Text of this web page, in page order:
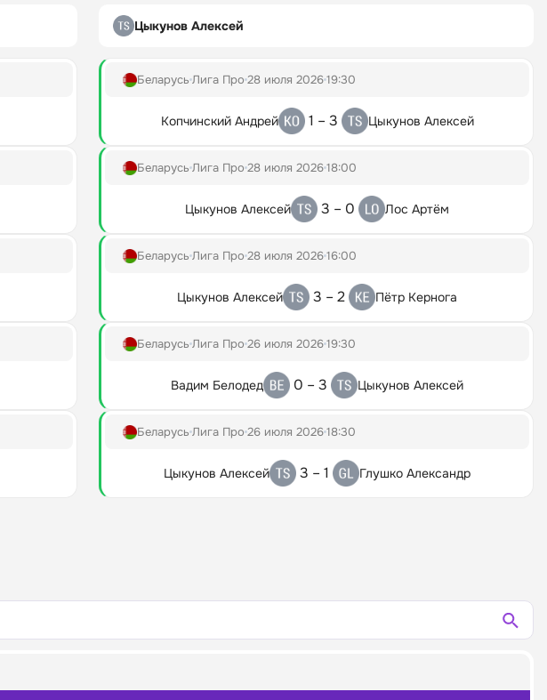
Цыкунов Алексей
Беларусь Лига Про 28 июля 202619:30
Копчинский Андрей 1 – 3 Цыкунов Алексей
Беларусь Лига Про 28 июля 202618:00
Цыкунов Алексей 3 – 0 Лос Артём
Беларусь Лига Про 28 июля 202616:00
Цыкунов Алексей 3 – 2 Пётр Кернога
Беларусь Лига Про 26 июля 202619:30
Вадим Белодед 0 – 3 Цыкунов Алексей
Беларусь Лига Про 26 июля 202618:30
Цыкунов Алексей 3 – 1 Глушко Александр